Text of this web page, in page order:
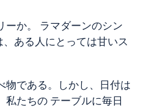
ーか。 ラマダーンのシン
ある人にとっては甘いス
物である。しかし、日付は
私たちの テーブルに毎日